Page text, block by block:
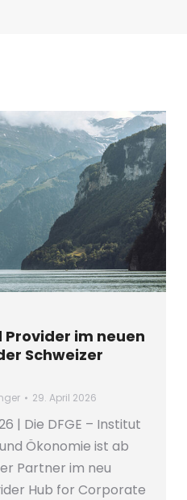
im neuen
Schweizer
29. April 2026
| Die DFGE – Institut
Ökonomie ist ab
Partner im neu
Hub for Corporate